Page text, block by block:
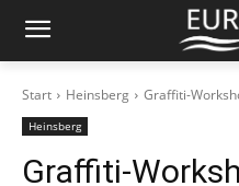
Start Heinsberg Graffiti-
Heinsberg
Graffiti-